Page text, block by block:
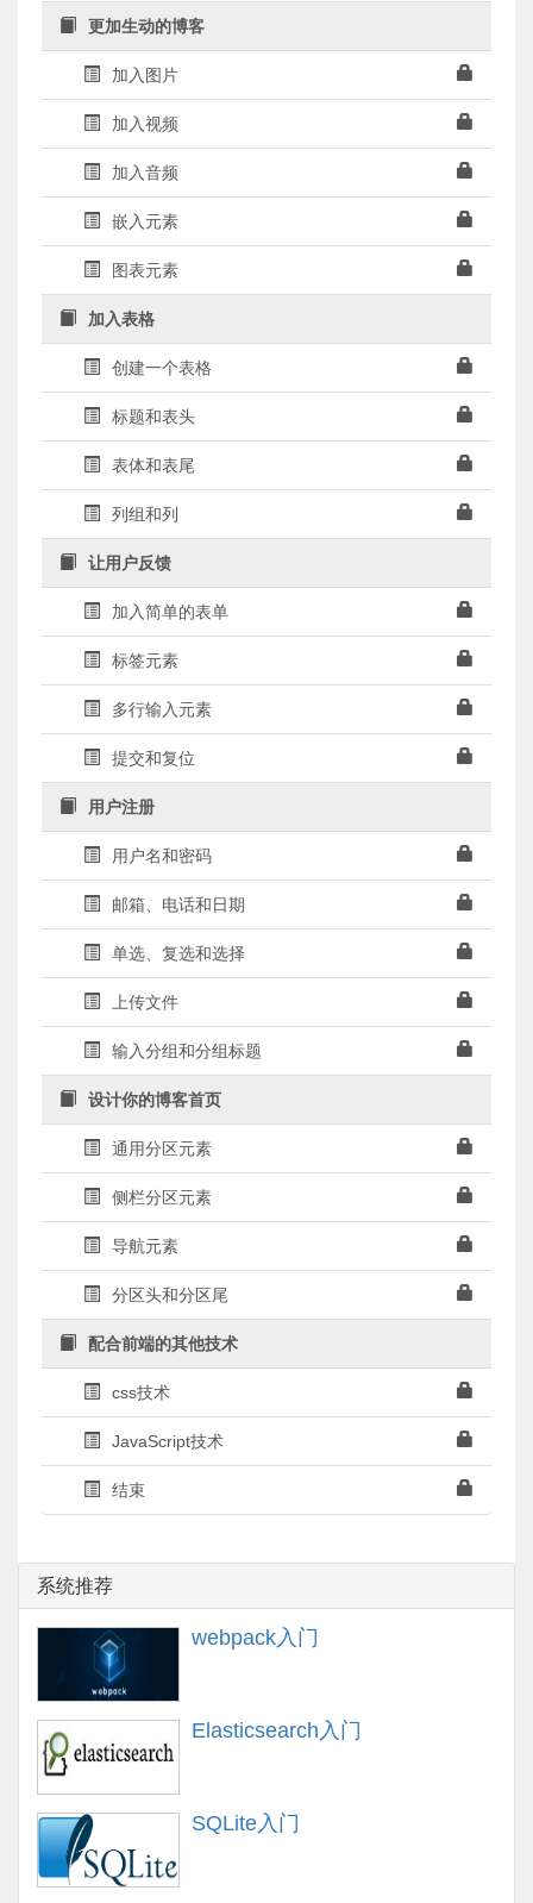
更加生动的博客
加入图片
加入视频
加入音频
嵌入元素
图表元素
加入表格
创建一个表格
标题和表头
表体和表尾
列组和列
让用户反馈
加入简单的表单
标签元素
多行输入元素
提交和复位
用户注册
用户名和密码
邮箱、电话和日期
单选、复选和选择
上传文件
输入分组和分组标题
设计你的博客首页
通用分区元素
侧栏分区元素
导航元素
分区头和分区尾
配合前端的其他技术
css技术
JavaScript技术
结束
系统推荐
webpack入门
Elasticsearch入门
SQLite入门